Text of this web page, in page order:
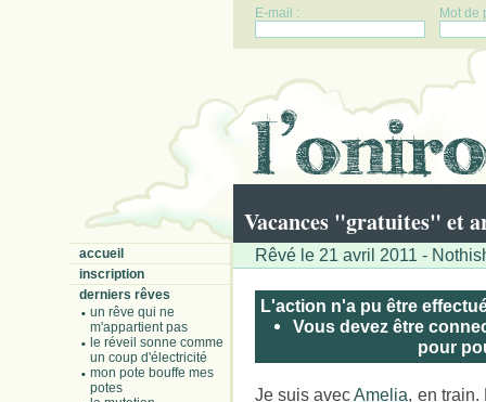
E-mail : Mot de
Vacances "gratuites" et
accueil
inscription
derniers rêves
un rêve qui ne
m'appartient pas
le réveil sonne comme
un coup d'électricité
mon pote bouffe mes
potes
Rêvé le 21 avril 2011 -
L'action n'a pu être
Vous devez être
pour
Je suis avecAmelia, en train.